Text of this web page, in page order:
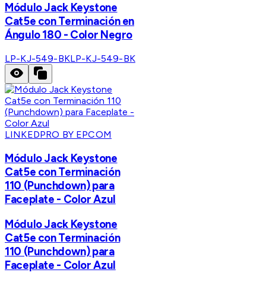
Módulo Jack Keystone
Cat5e con Terminación en
Ángulo 180 - Color Negro
LP-KJ-549-BKLP-KJ-549-BK
LINKEDPRO BY EPCOM
Módulo Jack Keystone
Cat5e con Terminación
110 (Punchdown) para
Faceplate - Color Azul
Módulo Jack Keystone
Cat5e con Terminación
110 (Punchdown) para
Faceplate - Color Azul